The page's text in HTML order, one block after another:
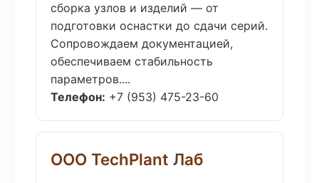
сборка узлов и изделий — от
подготовки оснастки до сдачи серий.
Сопровождаем документацией,
обеспечиваем стабильность
параметров....
Телефон: +7 (953) 475-23-60
ООО TechPlant Лаб